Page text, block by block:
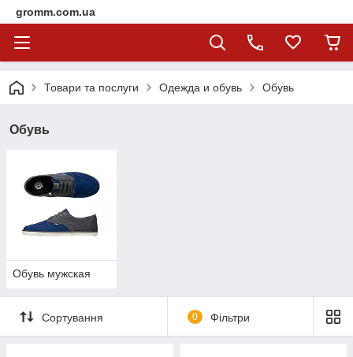
gromm.com.ua
Товари та послуги Одежда и обувь Обувь
Обувь
Обувь мужская
Сортування 0 Фільтри